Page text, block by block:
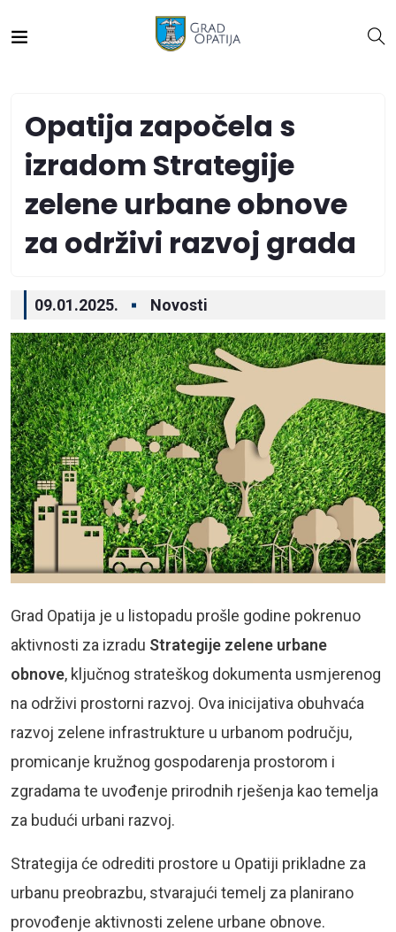
Opatija započela s
izradom Strategije
zelene urbane obnove
za održivi razvoj grada
09.01.2025. Novosti
Grad Opatija je u listopadu prošle godine pokrenuo
aktivnosti za izradu Strategije zelene urbane
obnove, ključnog strateškog dokumenta usmjerenog
na održivi prostorni razvoj. Ova inicijativa obuhvaća
razvoj zelene infrastrukture u urbanom području,
promicanje kružnog gospodarenja prostorom i
zgradama te uvođenje prirodnih rješenja kao temelja
za budući urbani razvoj.
Strategija će odrediti prostore u Opatiji prikladne za
urbanu preobrazbu, stvarajući temelj za planirano
provođenje aktivnosti zelene urbane obnove.